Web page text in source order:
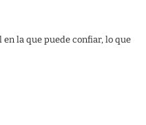
la que puede confiar, lo que